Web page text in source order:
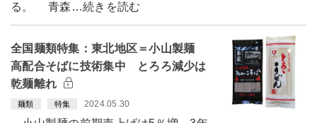
る。 青森…続きを読む
全国麺類特集：東北地区＝小山製麺
高配合そばに技術集中 とろろ減少は
乾麺離れ
麺類 特集 2024.05.30